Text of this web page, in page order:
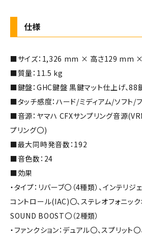
仕様
■サイズ：1,326 mm × 高さ129 mm
■質量：11.5 kg
■鍵盤：GHC鍵盤 黒鍵マット仕上げ、88
■タッチ感度：ハード/ミディアム/ソフト/フ
■音源：ヤマハ CFXサンプリング音源
プリング〇)
■最大同時発音数：192
■音色数：24
■効果
・タイプ：リバーブ〇（4種類）、インテリジ
コントロール(IAC)〇、ステレオフォニック
SOUND BOOST〇（2種類）
・ファンクション：デュアル〇、スプリット